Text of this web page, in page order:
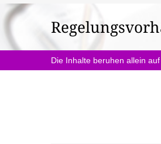
befinden
sich
hier:Die Inhalte beruhen allein